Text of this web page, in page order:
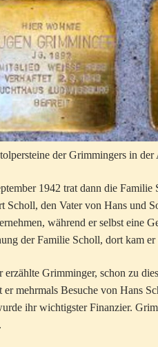
der Grimmingers in
1942 trat dann die
Scholl, den Vater von Hans und
während er selbst eine
der Familie Scholl, dort kam
erzählte Grimminger, schon zu
er mehrmals Besuche von Hans
ihr wichtigster Finanzier.